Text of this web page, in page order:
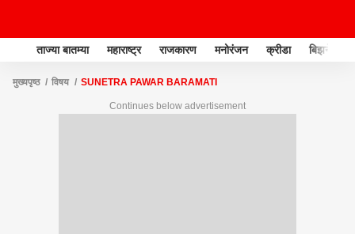
ताज्या बातम्या महाराष्ट्र राजकारण मनोरंजन क्रीडा बिझनेस
मुख्यपृष्ठ विषय SUNETRA PAWAR BARAMATI
Continues below advertisement